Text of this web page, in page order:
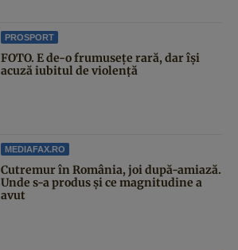
PROSPORT
FOTO. E de-o frumusețe rară, dar își
acuză iubitul de violență
MEDIAFAX.RO
Cutremur în România, joi după-amiază.
Unde s-a produs și ce magnitudine a
avut